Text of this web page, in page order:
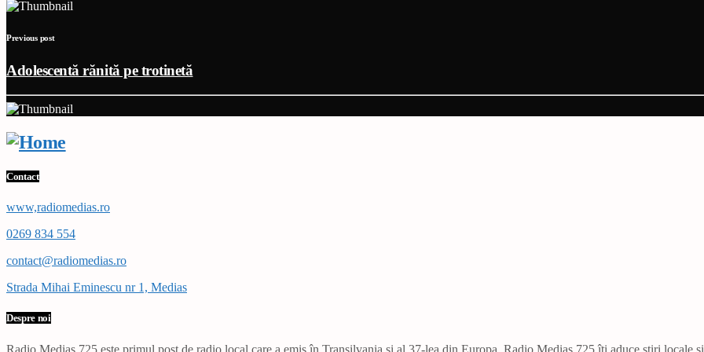
Previous post
Adolescentă rănită pe trotinetă
Contact
www,radiomedias.ro
0269 834 554
contact@radiomedias.ro
Strada Mihai Eminescu nr 1, Medias
Despre noi
Radio Mediaș 725 este primul post de radio local care a emis în Transilvania și al 37-lea din Europa. Radio Mediaș 725 îți aduce știri locale